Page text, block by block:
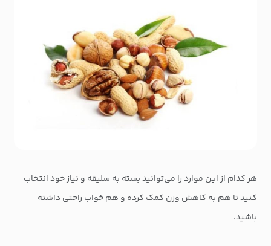
هر کدام از این موارد را می‌توانید بسته به سلیقه و نیاز خود انتخاب
کنید تا هم به کاهش وزن کمک کرده و هم خواب راحتی داشته
باشید.